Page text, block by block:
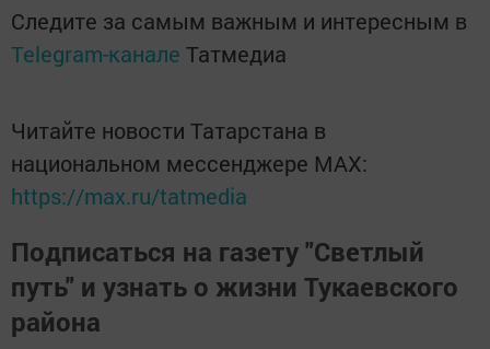
Следите за самым важным и интересным в
Telegram-канале Татмедиа
Читайте новости Татарстана в
национальном мессенджере MАХ:
https://max.ru/tatmedia
Подписаться на газету "Светлый
путь" и узнать о жизни Тукаевского
района